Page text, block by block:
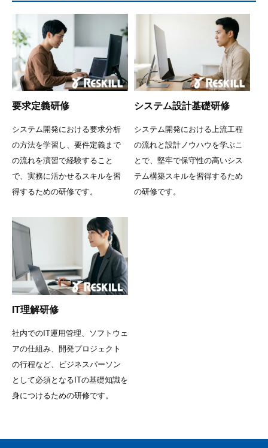
要求定義研修
システム開発における要求分析
の方法を学習し、要件定義まで
の流れを演習で経験すること
で、実務に活かせるスキルを習
得するための研修です。
システム設計基礎研修
システム開発における上流工程
の流れと設計ノウハウを学ぶこ
とで、堅牢で保守性の高いシス
テム構築スキルを習得するため
の研修です。
IT理解研修
社内でのIT運用管理、ソフトウェ
アの仕組み、開発プロジェクト
の行程など、ビジネスパーソン
として必須となるITの基礎知識を
身につけるための研修です。